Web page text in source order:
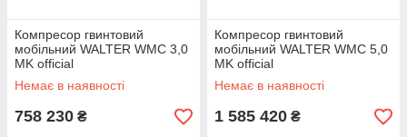
Компресор гвинтовий
мобільний WALTER WMC 3,0
MK official
Немає в наявності
758 230 ₴
Компресор гвинтовий
мобільний WALTER WMC 5,0
MK official
Немає в наявності
1 585 420 ₴